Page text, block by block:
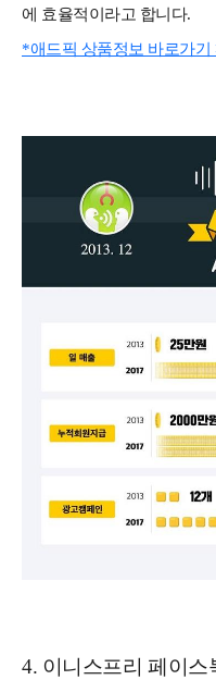
에 효율적이라고 합니다.
*애드픽 상품정보 바로가기
4. 이니스프리 페이스